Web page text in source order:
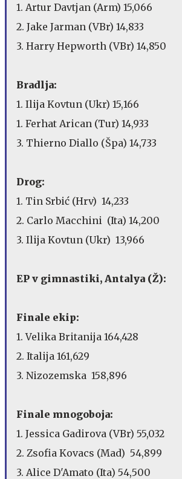
1. Artur Davtjan (Arm) 15,066
2. Jake Jarman (VBr) 14,833
3. Harry Hepworth (VBr) 14,850
Bradlja:
1. Ilija Kovtun (Ukr) 15,166
1. Ferhat Arican (Tur) 14,933
3. Thierno Diallo (Špa) 14,733
Drog:
1. Tin Srbić (Hrv) 14,233
2. Carlo Macchini (Ita) 14,200
3. Ilija Kovtun (Ukr) 13,966
EP v gimnastiki, Antalya (Ž):
Finale ekip:
1. Velika Britanija 164,428
2. Italija 161,629
3. Nizozemska 158,896
Finale mnogoboja:
1. Jessica Gadirova (VBr) 55,032
2. Zsofia Kovacs (Mad) 54,899
3. Alice D'Amato (Ita) 54,500